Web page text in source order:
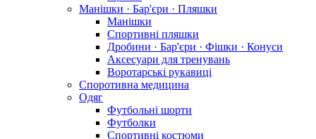
Манішки · Бар'єри · Пляшки
Манішки
Спортивні пляшки
Дробини · Бар'єри · Фішки · Конуси
Аксесуари для тренувань
Воротарські рукавиці
Споротивна медицина
Одяг
Футбольні шорти
Футболки
Спортивні костюми